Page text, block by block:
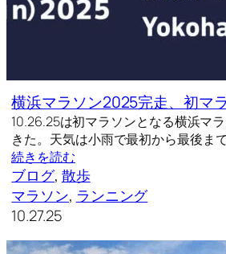
横浜マラソン2025完走、初マ
10.26.25は初マラソンとなる横浜マ
きた。天気は小雨で最初から最後ま
続きを読む
ブログ, 散歩
マラソン, ランニング
10.27.25